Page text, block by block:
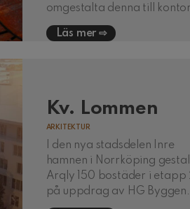
omgestalta denna till
Läs mer
Kv. Lommen
ARKITEKTUR
I den nya stadsdelen Inre
hamnen i Norrköping
Arqly 150 bostäder i etapp
på uppdrag av HG Byggen.